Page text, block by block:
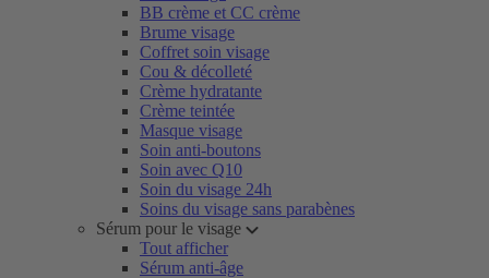
BB crème et CC crème
Brume visage
Coffret soin visage
Cou & décolleté
Crème hydratante
Crème teintée
Masque visage
Soin anti-boutons
Soin avec Q10
Soin du visage 24h
Soins du visage sans parabènes
Sérum pour le visage
Tout afficher
Sérum anti-âge